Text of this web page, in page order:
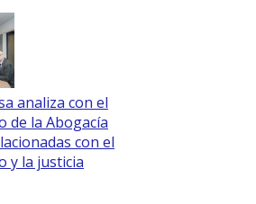
analiza con el
de la Abogacía
con el
y la justicia